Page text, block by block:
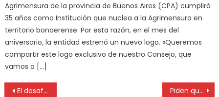
Agrimensura de la provincia de Buenos Aires (CPA) cumplirá
35 años como Institución que nuclea a la Agrimensura en
territorio bonaerense. Por esta razón, en el mes del
aniversario, la entidad estrenó un nuevo logo. «Queremos
compartir este logo exclusivo de nuestro Consejo, que
vamos a […]
El desafío de recargar combustible alrededor de la Luna bajo la mirada de una ingeniera de la UNLP Piden que los catastros municipales de todo el país estén a cargo de los agrimensores